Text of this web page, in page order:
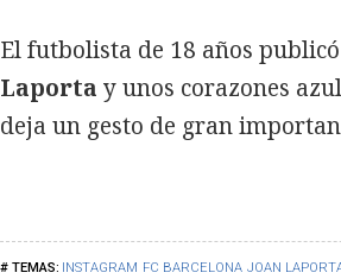
INSTAGRAM FC BARCELONA JOAN
El futbolista de 18 años
Laporta y unos corazones
deja un gesto de gran